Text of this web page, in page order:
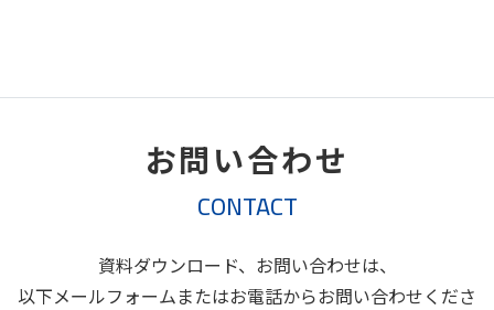
お問い合わせ
CONTACT
資料ダウンロード、お問い合わせは、
以下メールフォームまたはお電話からお問い合わせくださ